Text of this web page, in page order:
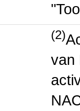
(2)
van